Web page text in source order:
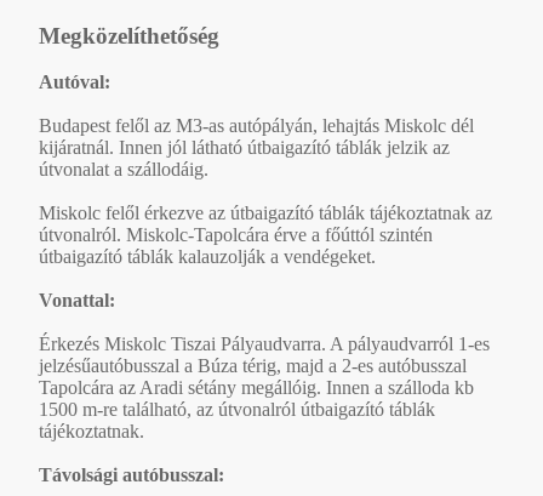
Megközelíthetőség
Autóval:
Budapest felől az M3-as autópályán, lehajtás Miskolc dél
kijáratnál. Innen jól látható útbaigazító táblák jelzik az
útvonalat a szállodáig.
Miskolc felől érkezve az útbaigazító táblák tájékoztatnak az
útvonalról. Miskolc-Tapolcára érve a főúttól szintén
útbaigazító táblák kalauzolják a vendégeket.
Vonattal:
Érkezés Miskolc Tiszai Pályaudvarra. A pályaudvarról 1-es
jelzésűautóbusszal a Búza térig, majd a 2-es autóbusszal
Tapolcára az Aradi sétány megállóig. Innen a szálloda kb
1500 m-re található, az útvonalról útbaigazító táblák
tájékoztatnak.
Távolsági autóbusszal: